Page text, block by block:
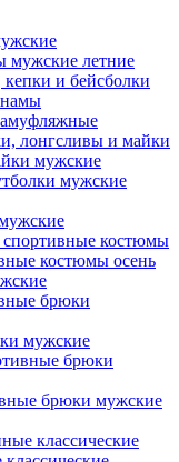
летние
и бейсболки
лонгсливы и майки
мужские
мужские
костюмы
костюмы осень
брюки
мужские
брюки
брюки мужские
классические